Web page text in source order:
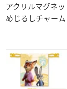
アクリルマグネッ
めじるしチャー